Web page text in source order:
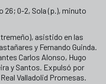
26; 0-2, Sola (p.), minuto
asistido en las
y Fernando Guinda.
Carlos Alonso, Hugo
y Santos. Expulsó por
Valladolid Promesas.